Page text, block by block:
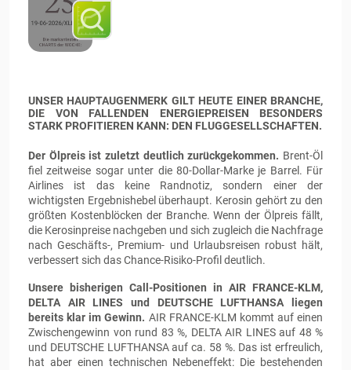
UNSER HAUPTAUGENMERK GILT HEUTE EINER BRANCHE,
DIE VON FALLENDEN ENERGIEPREISEN BESONDERS
STARK PROFITIEREN KANN: DEN FLUGGESELLSCHAFTEN.
Der Ölpreis ist zuletzt deutlich zurückgekommen. Brent-Öl
fiel zeitweise sogar unter die 80-Dollar-Marke je Barrel. Für
Airlines ist das keine Randnotiz, sondern einer der
wichtigsten Ergebnishebel überhaupt. Kerosin gehört zu den
größten Kostenblöcken der Branche. Wenn der Ölpreis fällt,
die Kerosinpreise nachgeben und sich zugleich die Nachfrage
nach Geschäfts-, Premium- und Urlaubsreisen robust hält,
verbessert sich das Chance-Risiko-Profil deutlich.
Unsere bisherigen Call-Positionen in AIR FRANCE-KLM,
DELTA AIR LINES und DEUTSCHE LUFTHANSA liegen
bereits klar im Gewinn. AIR FRANCE-KLM kommt auf einen
Zwischengewinn von rund 83 %, DELTA AIR LINES auf 48 %
und DEUTSCHE LUFTHANSA auf ca. 58 %. Das ist erfreulich,
hat aber einen technischen Nebeneffekt: Die bestehenden